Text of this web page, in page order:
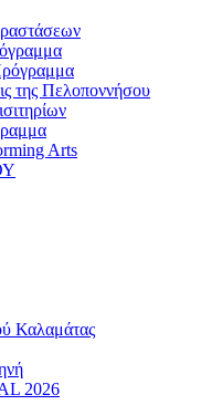
της Πελοποννήσου
Arts
Καλαμάτας
2026